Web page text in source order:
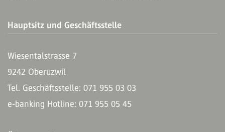
Hauptsitz und Geschäftsstelle
Wiesentalstrasse 7
9242 Oberuzwil
Tel. Geschäftsstelle: 071 955 03 03
e-banking Hotline: 071 955 05 45